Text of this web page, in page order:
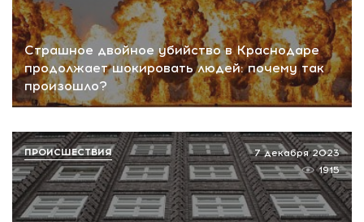
Страшное двойное убийство в Краснодаре
продолжает шокировать людей: почему так
произошло?
7 декабря 2023
1915
ПРОИСШЕСТВИЯ